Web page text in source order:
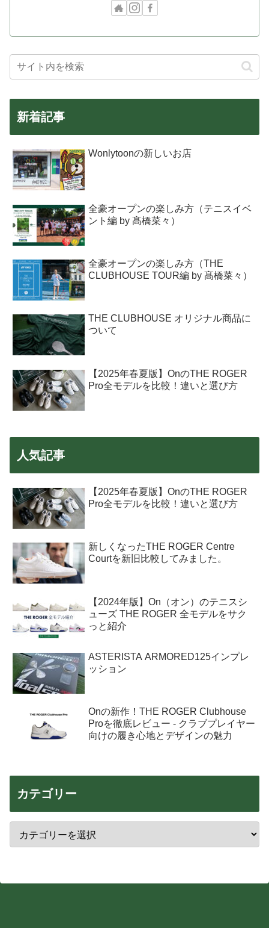
新着記事
Wonlytoonの新しいお店
全豪オープンの楽しみ方（テニスイベ
ント編 by 髙橋菜々）
全豪オープンの楽しみ方（THE
CLUBHOUSE TOUR編 by 髙橋菜々）
THE CLUBHOUSE オリジナル商品に
ついて
【2025年春夏版】OnのTHE ROGER
Pro全モデルを比較！違いと選び方
人気記事
【2025年春夏版】OnのTHE ROGER
Pro全モデルを比較！違いと選び方
新しくなったTHE ROGER Centre
Courtを新旧比較してみました。
【2024年版】On（オン）のテニスシ
ューズ THE ROGER 全モデルをサク
っと紹介
ASTERISTA ARMORED125インプレ
ッション
Onの新作！THE ROGER Clubhouse
Proを徹底レビュー - クラブプレイヤー
向けの履き心地とデザインの魅力
カテゴリー